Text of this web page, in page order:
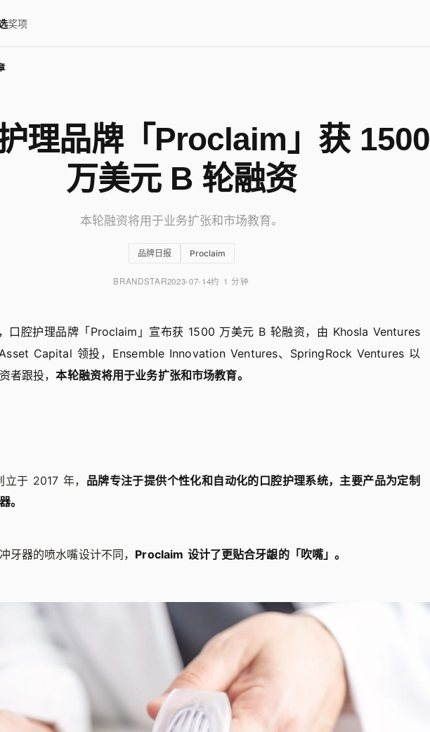
奖项
理品牌「Proclaim」获 1500
万美元 B 轮融资
本轮融资将用于业务扩张和市场教育。
品牌日报 Proclaim
BRANDSTAR2023-07-14约 1 分钟
口腔护理品牌「Proclaim」宣布获 1500 万美元 B 轮融资，由 Khosla Ventures
Capital 领投，Ensemble Innovation Ventures、SpringRock Ventures 以
者跟投，本轮融资将用于业务扩张和市场教育。
于 2017 年， 品牌专注于提供个性化和自动化的口腔护理系统，主要产品为定制
。
牙器的喷水嘴设计不同， Proclaim 设计了更贴合牙龈的「吹嘴」。